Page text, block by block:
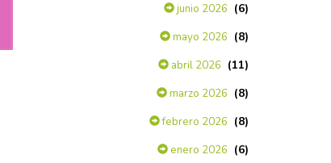
junio 2026 (6)
mayo 2026 (8)
abril 2026 (11)
marzo 2026 (8)
febrero 2026 (8)
enero 2026 (6)